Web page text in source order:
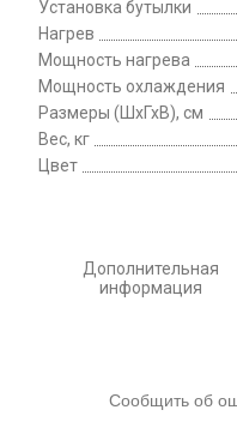
Установка бутылки
Нагрев
Мощность нагрева
Мощность охлаждения
Размеры (ШхГхВ), см
Вес, кг
Цвет
Дополнительная
информация
Сообщить об